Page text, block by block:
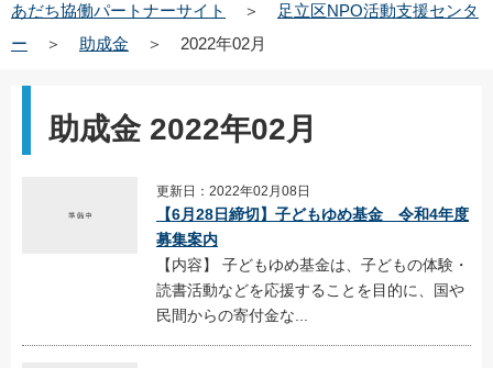
あだち協働パートナーサイト ＞
足立区NPO活動支援センタ
ー
＞ 助成金 ＞ 2022年02月
助成金 2022年02月
更新日：2022年02月08日
【6月28日締切】子どもゆめ基金 令和4年度
募集案内
【内容】 子どもゆめ基金は、子どもの体験・
読書活動などを応援することを目的に、国や
民間からの寄付金な...